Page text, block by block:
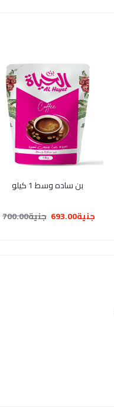
بن ساده وسط 1 كيلو
جنية693.00
جنية700.00